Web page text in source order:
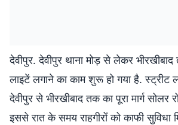
देवीपुर. देवीपुर थाना मोड़ से लेकर
लाइटें लगाने का काम शुरू हो गया है. स्ट्रीट
देवीपुर से भीरखीबाद तक का पूरा मार्ग सोलर
इससे रात के समय राहगीरों को काफी सुविधा